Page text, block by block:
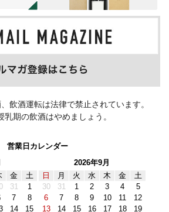
飲酒運転は法律で禁止されています。
乳期の飲酒はやめましょう。
営業日カレンダー
金
土
31
1
7
8
14 15
2026年9月
日
月 火 水 木 金
土
30
31 1 2 3 4
5
6
7 8 9 10 11
12
13
14 15 16 17 18 19